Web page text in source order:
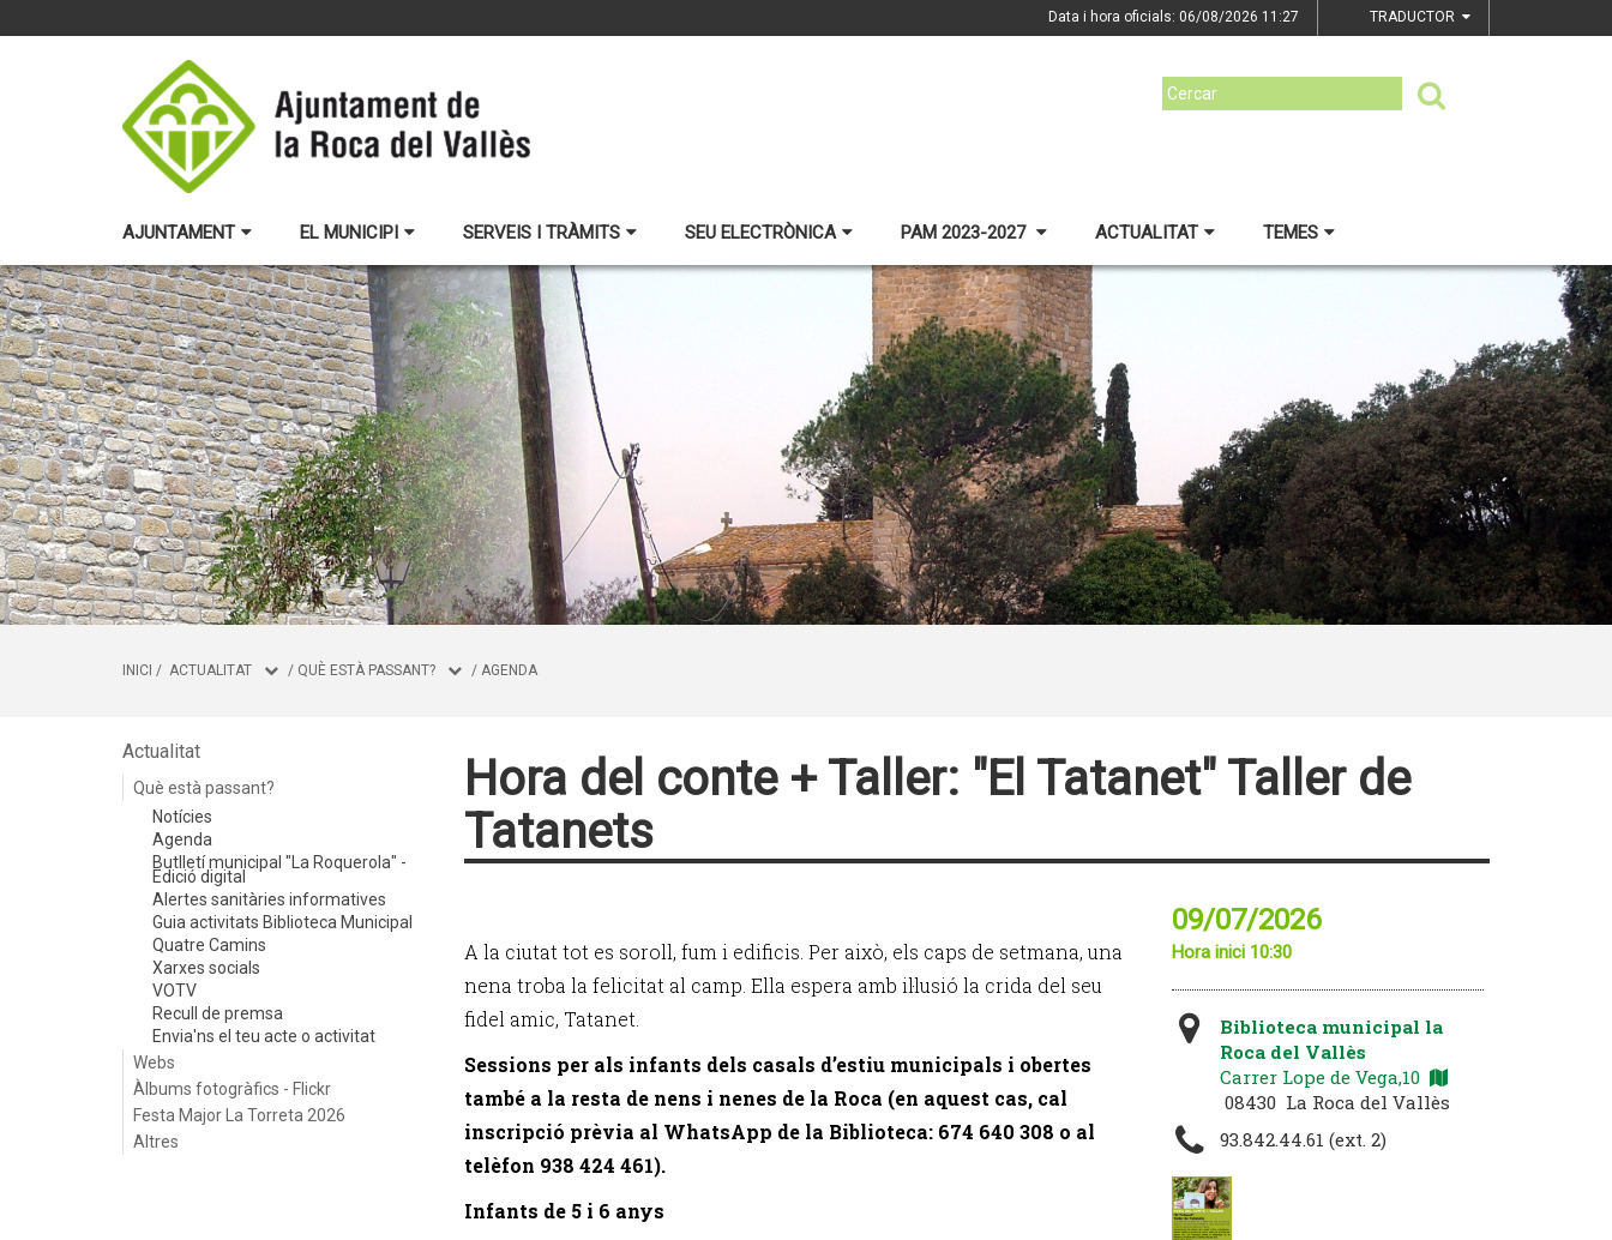
Data i hora oficials: 06/08/2026 11:27 TRADUCTOR
AJUNTAMENT EL MUNICIPI SERVEIS I TRÀMITS SEU ELECTRÒNICA PAM 2023-2027 ACTUALITAT TEMES
INICI / ACTUALITAT / QUÈ ESTÀ PASSANT? / AGENDA
Actualitat
Què està passant?
Notícies
Agenda
Butlletí municipal "La Roquerola" -
Edició digital
Alertes sanitàries informatives
Guia activitats Biblioteca Municipal
Quatre Camins
Xarxes socials
VOTV
Recull de premsa
Envia'ns el teu acte o activitat
Webs
Àlbums fotogràfics - Flickr
Festa Major La Torreta 2026
Altres
Hora del conte + Taller: "El Tatanet" Taller de
Tatanets
A la ciutat tot es soroll, fum i edificis. Per això, els caps de setmana, una
nena troba la felicitat al camp. Ella espera amb il·lusió la crida del seu
fidel amic, Tatanet.
Sessions per als infants dels casals d’estiu municipals i obertes
també a la resta de nens i nenes de la Roca (en aquest cas, cal
inscripció prèvia al WhatsApp de la Biblioteca: 674 640 308 o al
telèfon 938 424 461).
Infants de 5 i 6 anys
09/07/2026
Hora inici 10:30
Biblioteca municipal la
Roca del Vallès
Carrer Lope de Vega,10
08430 La Roca del Vallès
93.842.44.61 (ext. 2)